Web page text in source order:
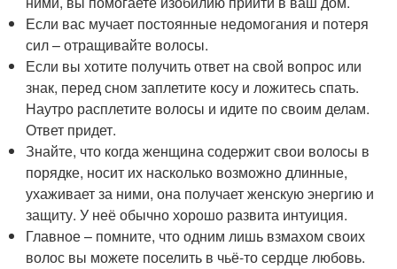
Если вас мучает постоянные недомогания и потеря
сил – отращивайте волосы.
Если вы хотите получить ответ на свой вопрос или
знак, перед сном заплетите косу и ложитесь спать.
Наутро расплетите волосы и идите по своим делам.
Ответ придет.
Знайте, что когда женщина содержит свои волосы в
порядке, носит их насколько возможно длинные,
ухаживает за ними, она получает женскую энергию и
защиту. У неё обычно хорошо развита интуиция.
Главное – помните, что одним лишь взмахом своих
волос вы можете поселить в чьё-то сердце любовь.